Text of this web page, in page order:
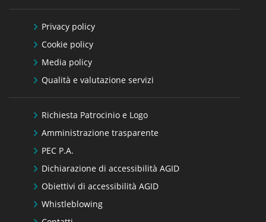
Privacy policy
Cookie policy
Media policy
Qualità e valutazione servizi
Richiesta Patrocinio e Logo
Amministrazione trasparente
PEC P.A.
Dichiarazione di accessibilità AGID
Obiettivi di accessibilità AGID
Whistleblowing